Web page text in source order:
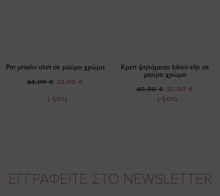
Ριπ μπικίνι σλιπ σε μαύρο χρώμα
(-50%)
Ειδική
22,00 €
44,00 €
Κρεπ ψηλόμεσο bikini-slip σε
μαύρο χρώμα
(-50%)
Ειδική
Τιμή
20,00 €
40,00 €
ΕΓΓΡΑΦΕΙΤΕ ΣΤΟ NEWSLETTER